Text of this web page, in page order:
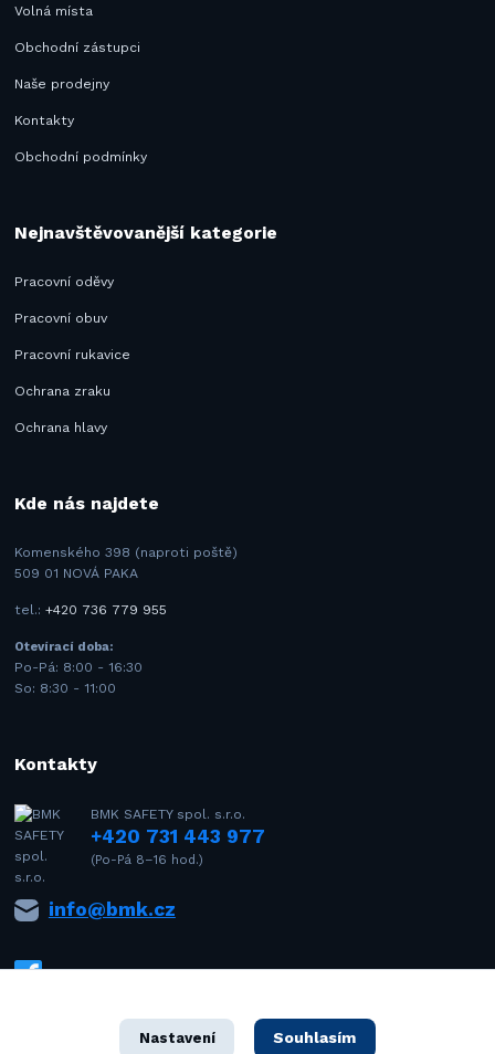
Volná místa
Obchodní zástupci
Naše prodejny
Kontakty
Obchodní podmínky
Nejnavštěvovanější kategorie
Pracovní oděvy
Pracovní obuv
Pracovní rukavice
Ochrana zraku
Ochrana hlavy
Kde nás najdete
Komenského 398 (naproti poště)
509 01 NOVÁ PAKA
tel.:+420 736 779 955
Otevírací doba:
Po-Pá: 8:00 - 16:30
So: 8:30 - 11:00
Kontakty
BMK SAFETY spol. s.r.o.
+420 731 443 977
(Po-Pá 8–16 hod.)
info@bmk.cz
Nastavení Souhlasím